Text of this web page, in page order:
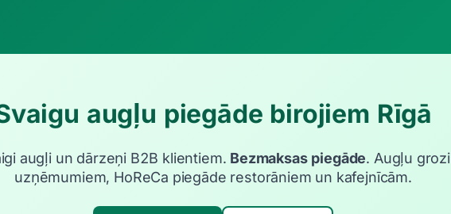
augļu piegāde birojiem Rīgā
augļi un dārzeņi B2B klientiem. Bezmaksas piegāde. Augļu grozi
uzņēmumiem, HoReCa piegāde restorāniem un kafejnīcām.